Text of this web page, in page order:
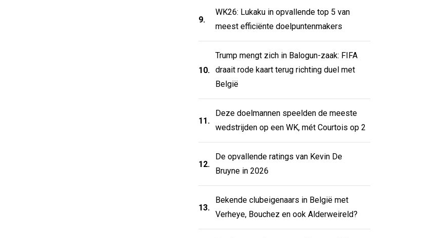
9.
WK26: Lukaku in opvallende top 5 van
meest efficiënte doelpuntenmakers
10.
Trump mengt zich in Balogun-zaak: FIFA
draait rode kaart terug richting duel met
België
11.
Deze doelmannen speelden de meeste
wedstrijden op een WK, mét Courtois op 2
12.
De opvallende ratings van Kevin De
Bruyne in 2026
13.
Bekende clubeigenaars in België met
Verheye, Bouchez en ook Alderweireld?